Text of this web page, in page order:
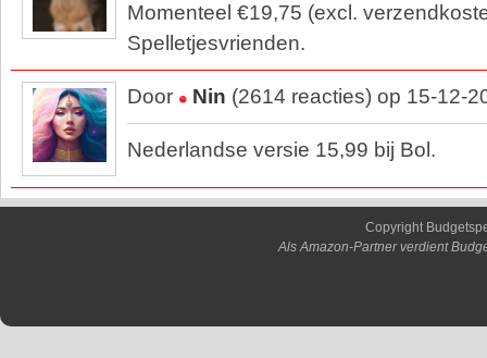
Momenteel €19,75 (excl.
Spelletjesvrienden.
Door Nin (2614 reacties) op 15-12-
Nederlandse versie 15,99 bij Bol.
Copyright
Als Amazon-Partner verdient